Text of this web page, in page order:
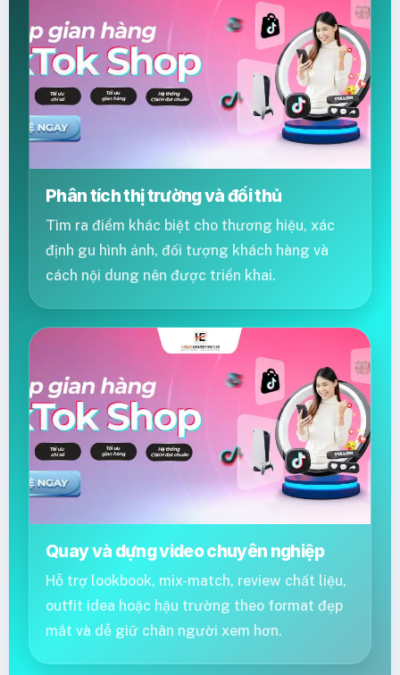
Phân tích thị trường và đối thủ
Tìm ra điểm khác biệt cho thương hiệu, xác
định gu hình ảnh, đối tượng khách hàng và
cách nội dung nên được triển khai.
Quay và dựng video chuyên nghiệp
Hỗ trợ lookbook, mix-match, review chất liệu,
outfit idea hoặc hậu trường theo format đẹp
mắt và dễ giữ chân người xem hơn.